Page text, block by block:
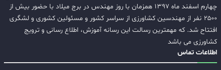
چهارم اسفند ماه ۱۳۹۷ همزمان با روز مهندس در برج میلاد با حضور بیش از
۲۵۰۰ نفر از مهندسین کشاورزی از سراسر کشور و مسئولین کشوری و لشگری
افتتاح شد. که مهمترین رسالت این رسانه آموزش، اطلاع رسانی و ترویج
کشاورزی می باشد
اطلاعات تماس